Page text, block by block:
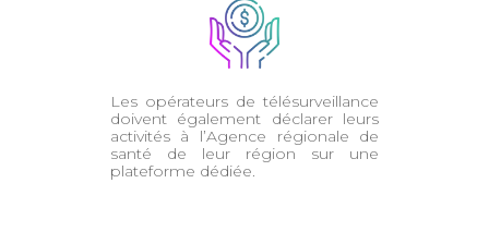
Les opérateurs de télésurveillance
doivent également déclarer leurs
activités à l’Agence régionale de
santé de leur région sur une
plateforme dédiée.